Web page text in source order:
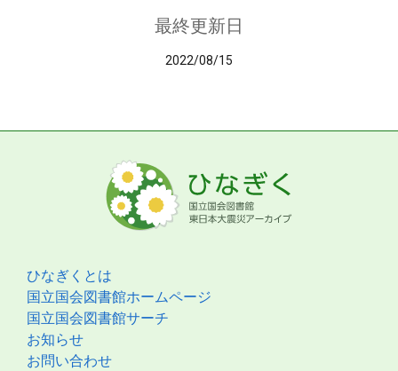
最終更新日
2022/08/15
ひなぎくとは
国立国会図書館ホームページ
国立国会図書館サーチ
お知らせ
お問い合わせ